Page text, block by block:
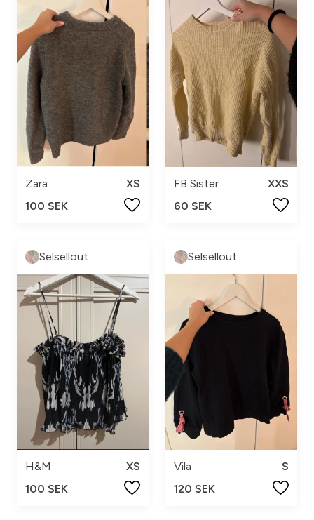
Zara
XS
100 SEK
FB Sister
XXS
60 SEK
Selsellout
H&M
XS
100 SEK
Selsellout
Vila
S
120 SEK